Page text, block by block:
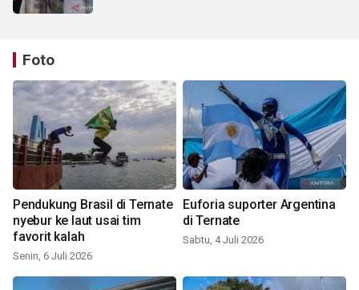
Foto
Pendukung Brasil di Ternate
nyebur ke laut usai tim
favorit kalah
Senin, 6 Juli 2026
Euforia suporter Argentina
di Ternate
Sabtu, 4 Juli 2026